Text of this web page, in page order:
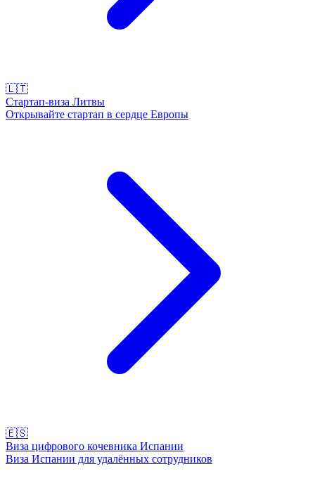
🇱🇹
Стартап-виза Литвы
Открывайте стартап в сердце Европы
🇪🇸
Виза цифрового кочевника Испании
Виза Испании для удалённых сотрудников